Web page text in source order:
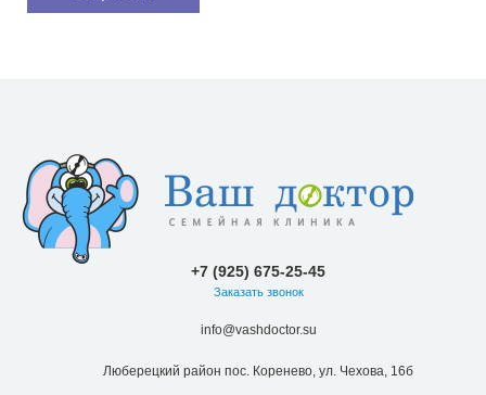
+7 (925) 675-25-45
Заказать звонок
info@vashdoctor.su
Люберецкий район пос. Коренево, ул. Чехова, 16б